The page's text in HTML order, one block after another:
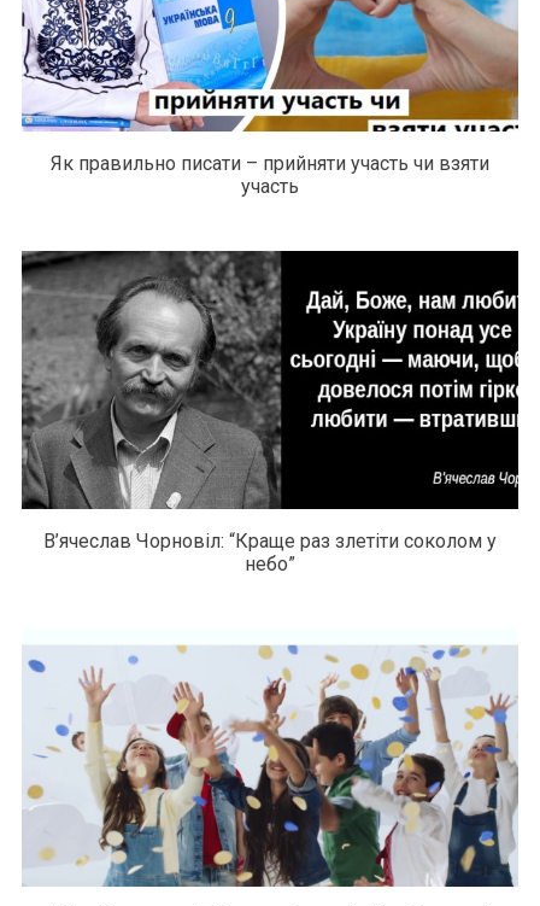
Як правильно писати – прийняти участь чи взяти
участь
В’ячеслав Чорновіл: “Краще раз злетіти соколом у
небо”